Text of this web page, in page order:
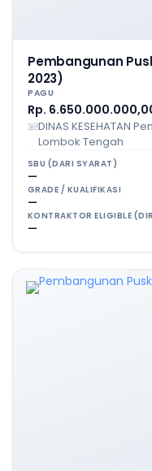
Pembangunan
2023)
PAGU
Rp.
DINAS KESEHATAN
Lombok Tengah
SBU (DARI SYARAT)
—
GRADE / KUALIFIKASI
—
KONTRAKTOR ELIGIBLE
—